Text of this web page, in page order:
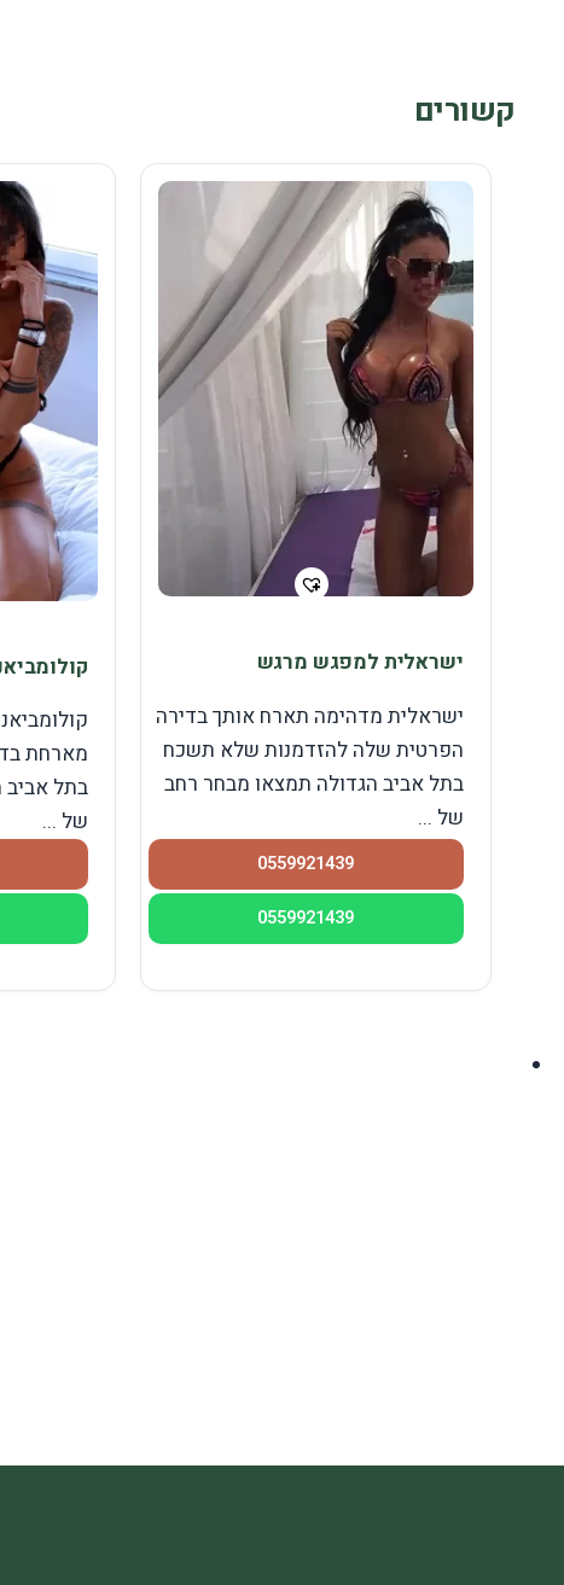
קשורים
ישראלית למפגש מרגש
ישראלית מדהימה תארח אותך בדירה
הפרטית שלה להזדמנות שלא תשכח
בתל אביב הגדולה תמצאו מבחר רחב
של ...
0559921439
0559921439
מארחת
בתל
של ...